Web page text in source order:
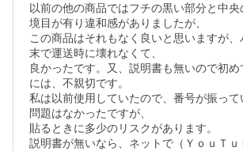
以前の他の商品ではフチの黒い部分と中央
境目が有り違和感がありましたが、
この商品はそれもなく良いと思いますが、
末で運送時に壊れなくて、
良かったです。又、説明書も無いので初め
には、不親切です。
私は以前使用していたので、番号が振って
問題はなかったですが、
貼るときに多少のリスクがあります。
説明書が無いなら、ネットで（ＹｏｕＴ